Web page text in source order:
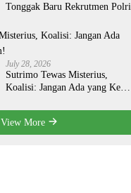
Tonggak Baru Rekrutmen Polri
July 28, 2026
Sutrimo Tewas Misterius,
Koalisi: Jangan Ada yang Kebal
View More